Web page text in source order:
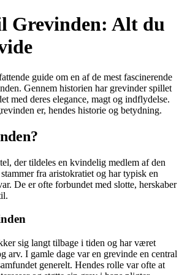
Grevinden: Alt du
guide om en af de mest fascinerende
Gennem historien har grevinder spillet
med deres elegance, magt og indflydelse.
er, hendes historie og betydning.
der tildeles en kvindelig medlem af den
fra aristokratiet og har typisk en
De er ofte forbundet med slotte, herskaber
sig langt tilbage i tiden og har været
arv. I gamle dage var en grevinde en central
generelt. Hendes rolle var ofte at